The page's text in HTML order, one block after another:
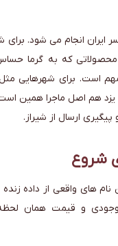
ایران انجام می شود.
محصولاتی که به گرما
است. برای شهرهایی مثل
هم اصل ماجرا همین
ارسال از شیراز.
شروع
نام های واقعی از داده
و قیمت همان